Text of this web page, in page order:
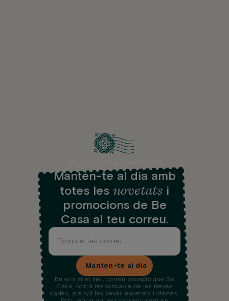
Mantén-te al dia amb
totes les novetats i
promocions de Be
Casa al teu correu.
Mantén-te al dia
En enviar el meu correu accepto que Be
Casa, com a responsable de les meves
dades, m’enviï les seves novetats i ofertes.